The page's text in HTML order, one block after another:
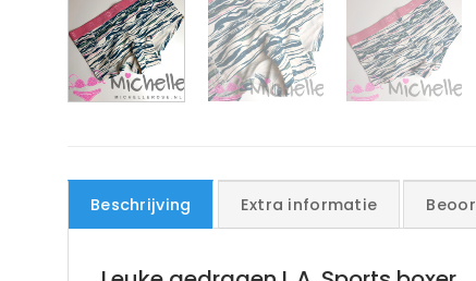
Beschrijving Extra informatie